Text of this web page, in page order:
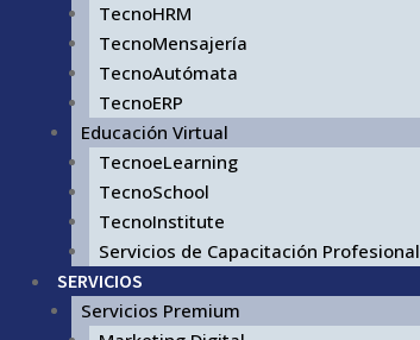
TecnoHRM
TecnoMensajería
TecnoAutómata
TecnoERP
Educación Virtual
TecnoeLearning
TecnoSchool
TecnoInstitute
Servicios de Capacitación Profesional
SERVICIOS
Servicios Premium